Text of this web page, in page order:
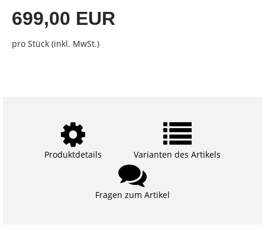
699,00 EUR
pro Stück (inkl. MwSt.)
Produktdetails Varianten des Artikels
Fragen zum Artikel